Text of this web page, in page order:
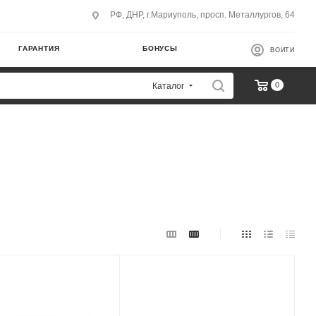
РФ, ДНР, г.Мариуполь, просп. Металлургов, 64
ГАРАНТИЯ БОНУСЫ ВОЙТИ
Каталог 0